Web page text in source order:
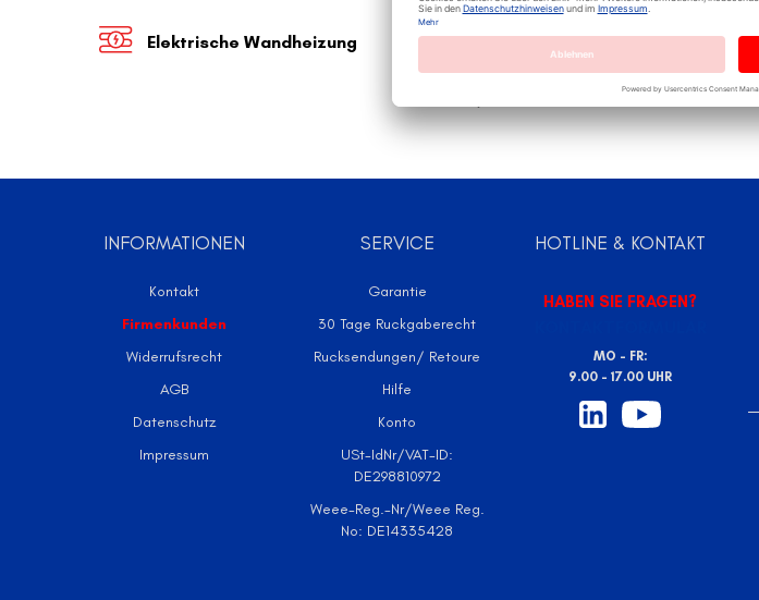
Elektrische Wandheizung
INFORMATIONEN
Kontakt
Firmenkunden
Widerrufsrecht
AGB
Datenschutz
Impressum
SERVICE
Garantie
30 Tage Ruckgaberecht
Rucksendungen/ Retoure
Hilfe
Konto
USt-IdNr/VAT-ID:
DE298810972
Weee-Reg.-Nr/Weee Reg.
No: DE14335428
HOTLINE & KONTAKT
HABEN SIE FRAGEN?
MO - FR:
9.00 - 17.00 UHR